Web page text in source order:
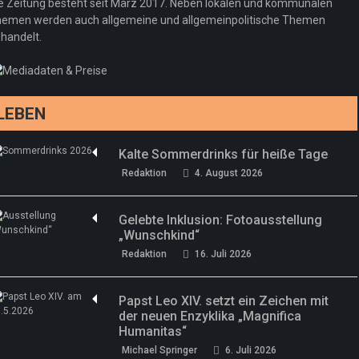
Regeln gelten 14. Juni
drei neue Specials zur Fußball-WM
Zeitung besteht seit März 2017. Neben lokalen und kommunalen
werden auch allgemeine und allgemeinpolitische Themen
Kalte Sommerdrinks für heiße Tage
Redaktion 4. August 2026
Gelebte Inklusion: Fotoausstellung
„Wunschkind“
Redaktion 16. Juli 2026
Papst Leo XIV. setzt ein Zeichen mit
der neuen Enzyklika „Magnifica
Humanitas“
Michael Springer 6. Juli 2026